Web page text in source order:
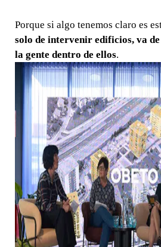
Porque si algo tenemos claro es
solo de intervenir edificios, va
la gente dentro de ellos.